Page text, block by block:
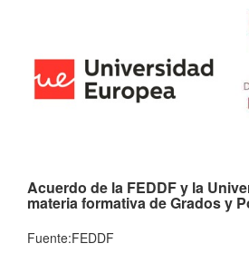
Acuerdo de la FEDDF y la
materia formativa de Grados y
Fuente:FEDDF